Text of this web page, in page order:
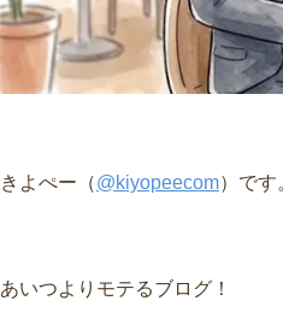
きよぺー（@kiyopeecom）です
あいつよりモテるブログ！